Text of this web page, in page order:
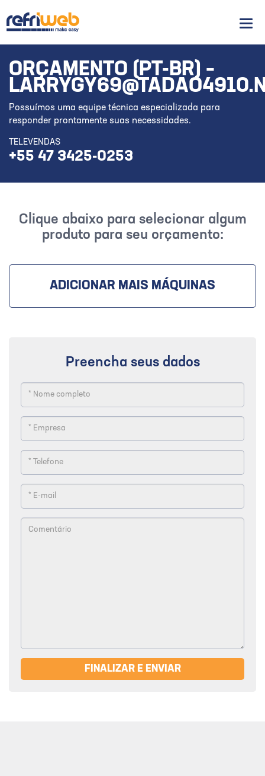
ORÇAMENTO (PT-BR) –
Possuímos uma equipe técnica especializada para
responder prontamente suas necessidades.
TELEVENDAS
+55 47 3425-0253
Clique abaixo para selecionar algum
produto para seu orçamento:
ADICIONAR MAIS MÁQUINAS
Preencha seus dados
FINALIZAR E ENVIAR